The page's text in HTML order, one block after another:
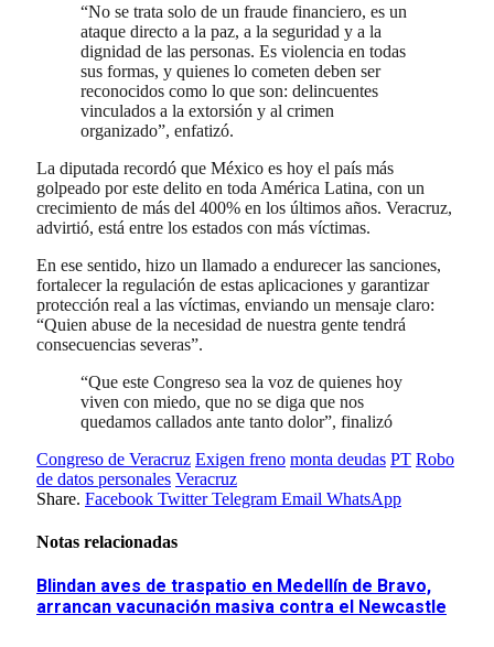
“No se trata solo de un fraude financiero, es un
ataque directo a la paz, a la seguridad y a la
dignidad de las personas. Es violencia en todas
sus formas, y quienes lo cometen deben ser
reconocidos como lo que son: delincuentes
vinculados a la extorsión y al crimen
organizado”, enfatizó.
La diputada recordó que México es hoy el país más
golpeado por este delito en toda América Latina, con un
crecimiento de más del 400% en los últimos años. Veracruz,
advirtió, está entre los estados con más víctimas.
En ese sentido, hizo un llamado a endurecer las sanciones,
fortalecer la regulación de estas aplicaciones y garantizar
protección real a las víctimas, enviando un mensaje claro:
“Quien abuse de la necesidad de nuestra gente tendrá
consecuencias severas”.
“Que este Congreso sea la voz de quienes hoy
viven con miedo, que no se diga que nos
quedamos callados ante tanto dolor”, finalizó
Congreso de Veracruz Exigen freno monta deudas PT Robo
de datos personales Veracruz
Share. Facebook Twitter Telegram Email WhatsApp
Notas relacionadas
Blindan aves de traspatio en Medellín de Bravo,
arrancan vacunación masiva contra el Newcastle